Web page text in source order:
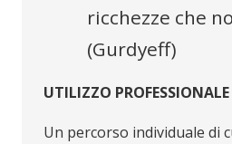
ricchezze che
(Gurdyeff)
UTILIZZO
Un percorso individuale di